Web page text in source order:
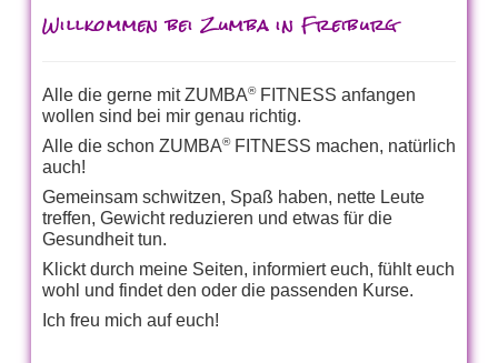
Willkommen bei Zumba in Freiburg
Alle die gerne mit ZUMBA®FITNESS anfangen
wollen sind bei mir genau richtig.
Alle die schon ZUMBA®FITNESS machen, natürlich
auch!
Gemeinsam schwitzen, Spaß haben, nette Leute
treffen, Gewicht reduzieren und etwas für die
Gesundheit tun.
Klickt durch meine Seiten, informiert euch, fühlt euch
wohl und findet den oder die passenden Kurse.
Ich freu mich auf euch!